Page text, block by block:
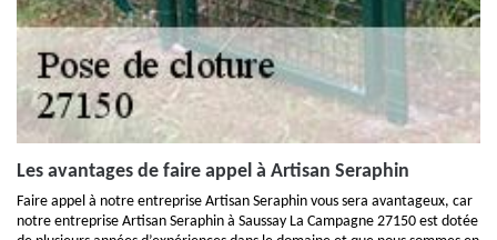
Les avantages de faire appel à Artisan Seraphin
Faire appel à notre entreprise Artisan Seraphin vous sera avantageux, car
notre entreprise Artisan Seraphin à Saussay La Campagne 27150 est dotée